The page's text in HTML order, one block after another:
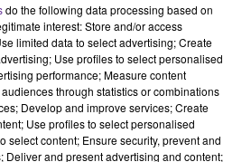
do the following data processing based on
interest: Store and/or access
limited data to select advertising; Create
Use profiles to select personalised
performance; Measure content
through statistics or combinations
Develop and improve services; Create
Use profiles to select personalised
select content; Ensure security, prevent and
Deliver and present advertising and content;